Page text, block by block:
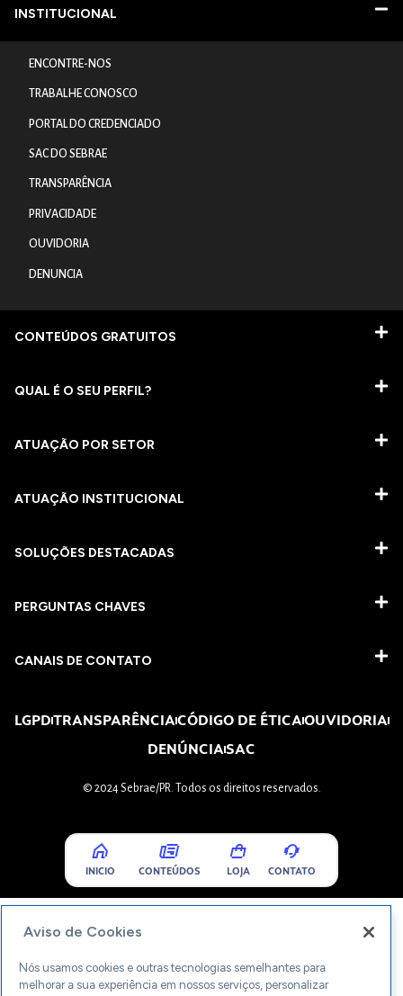
INSTITUCIONAL
ENCONTRE-NOS
TRABALHE CONOSCO
PORTAL DO CREDENCIADO
SAC DO SEBRAE
TRANSPARÊNCIA
PRIVACIDADE
OUVIDORIA
DENUNCIA
CONTEÚDOS GRATUITOS
QUAL É O SEU PERFIL?
ATUAÇÃO POR SETOR
ATUAÇÃO INSTITUCIONAL
SOLUÇÕES DESTACADAS
PERGUNTAS CHAVES​
CANAIS DE CONTATO
LGPDTRANSPARÊNCIACÓDIGO DE ÉTICAOUVIDORIA
DENÚNCIASAC
© 2024 Sebrae/PR. Todos os direitos reservados.
INICIO CONTEÚDOS LOJA CONTATO
Aviso de Cookies
Nós usamos cookies e outras tecnologias semelhantes para
melhorar a sua experiência em nossos serviços, personalizar